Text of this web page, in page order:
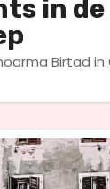
in
Birtad in